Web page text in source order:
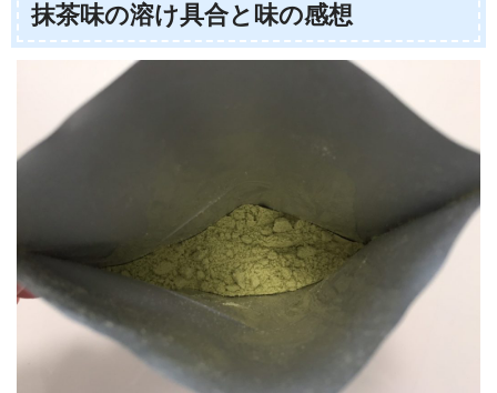
抹茶味の溶け具合と味の感想